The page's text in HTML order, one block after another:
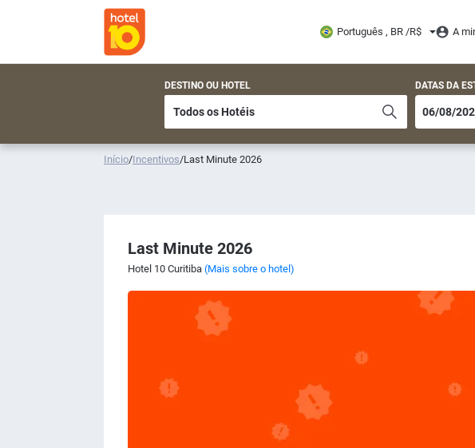
Português , BR /R$ A
DESTINO OU HOTEL DATAS DA
Início/Incentivos/Last Minute 2026
Last Minute 2026
Hotel 10 Curitiba (Mais sobre o hotel)